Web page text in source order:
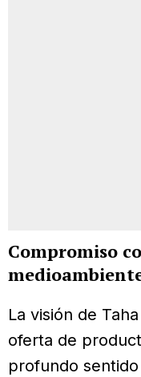
Compromiso
La visión de
oferta de
profundo